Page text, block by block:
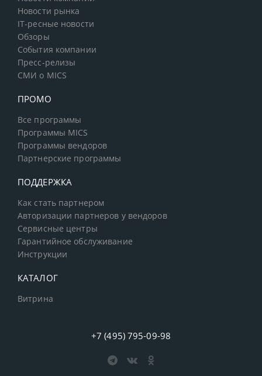
Новости рынка
IT-ресные новости
Обзоры
События компании
Пресс-релизы
СМИ о MICS
ПРОМО
Все программы
Программы MICS
Программы вендоров
Партнерские программы
ПОДДЕРЖКА
Как стать партнером
Авторизации партнеров у вендоров
Сервисные центры
Гарантийное обслуживание
Инструкции
КАТАЛОГ
Витрина
+7 (495) 795-09-98